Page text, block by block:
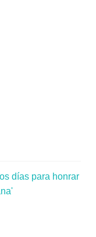
días para honrar